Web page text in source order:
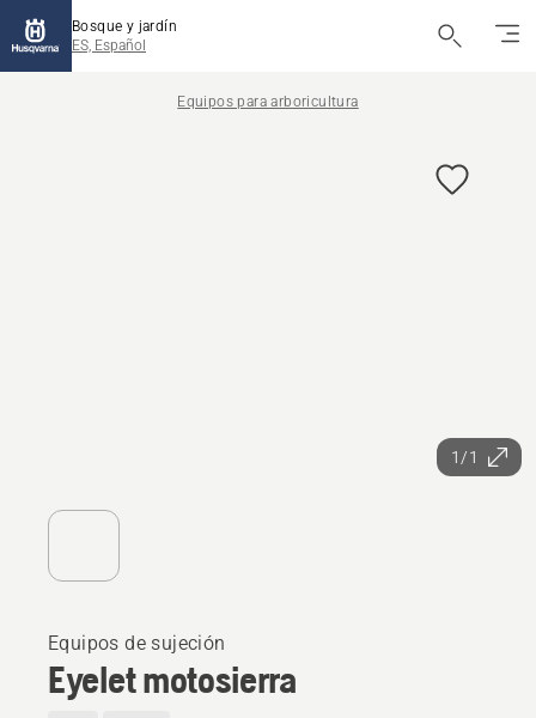
Bosque y jardín
ES, Español
Equipos para arboricultura
1/1
Equipos de sujeción
Eyelet motosierra